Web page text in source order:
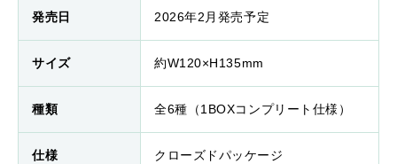
発売日 2026年2月発売予定
サイズ 約W120×H135mm
種類 全6種（1BOXコンプリート仕様）
仕様 クローズドパッケージ